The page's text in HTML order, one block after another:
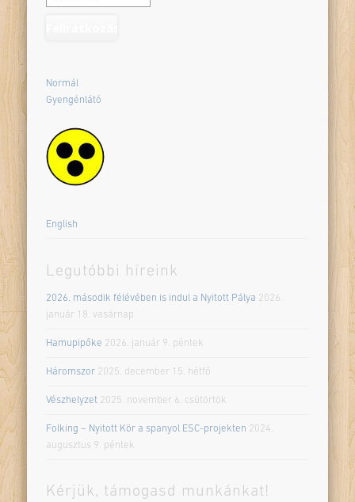
Normál
Gyengénlátó
English
Legutóbbi híreink
2026. második félévében is indul a Nyitott Pálya 2026.
január 18. vasárnap
Hamupipőke 2026. január 9. péntek
Háromszor 2025. december 15. hétfő
Vészhelyzet 2025. november 6. csütörtök
Folking – Nyitott Kör a spanyol ESC-projekten 2024.
augusztus 9. péntek
Kérjük, támogasd munkánkat!